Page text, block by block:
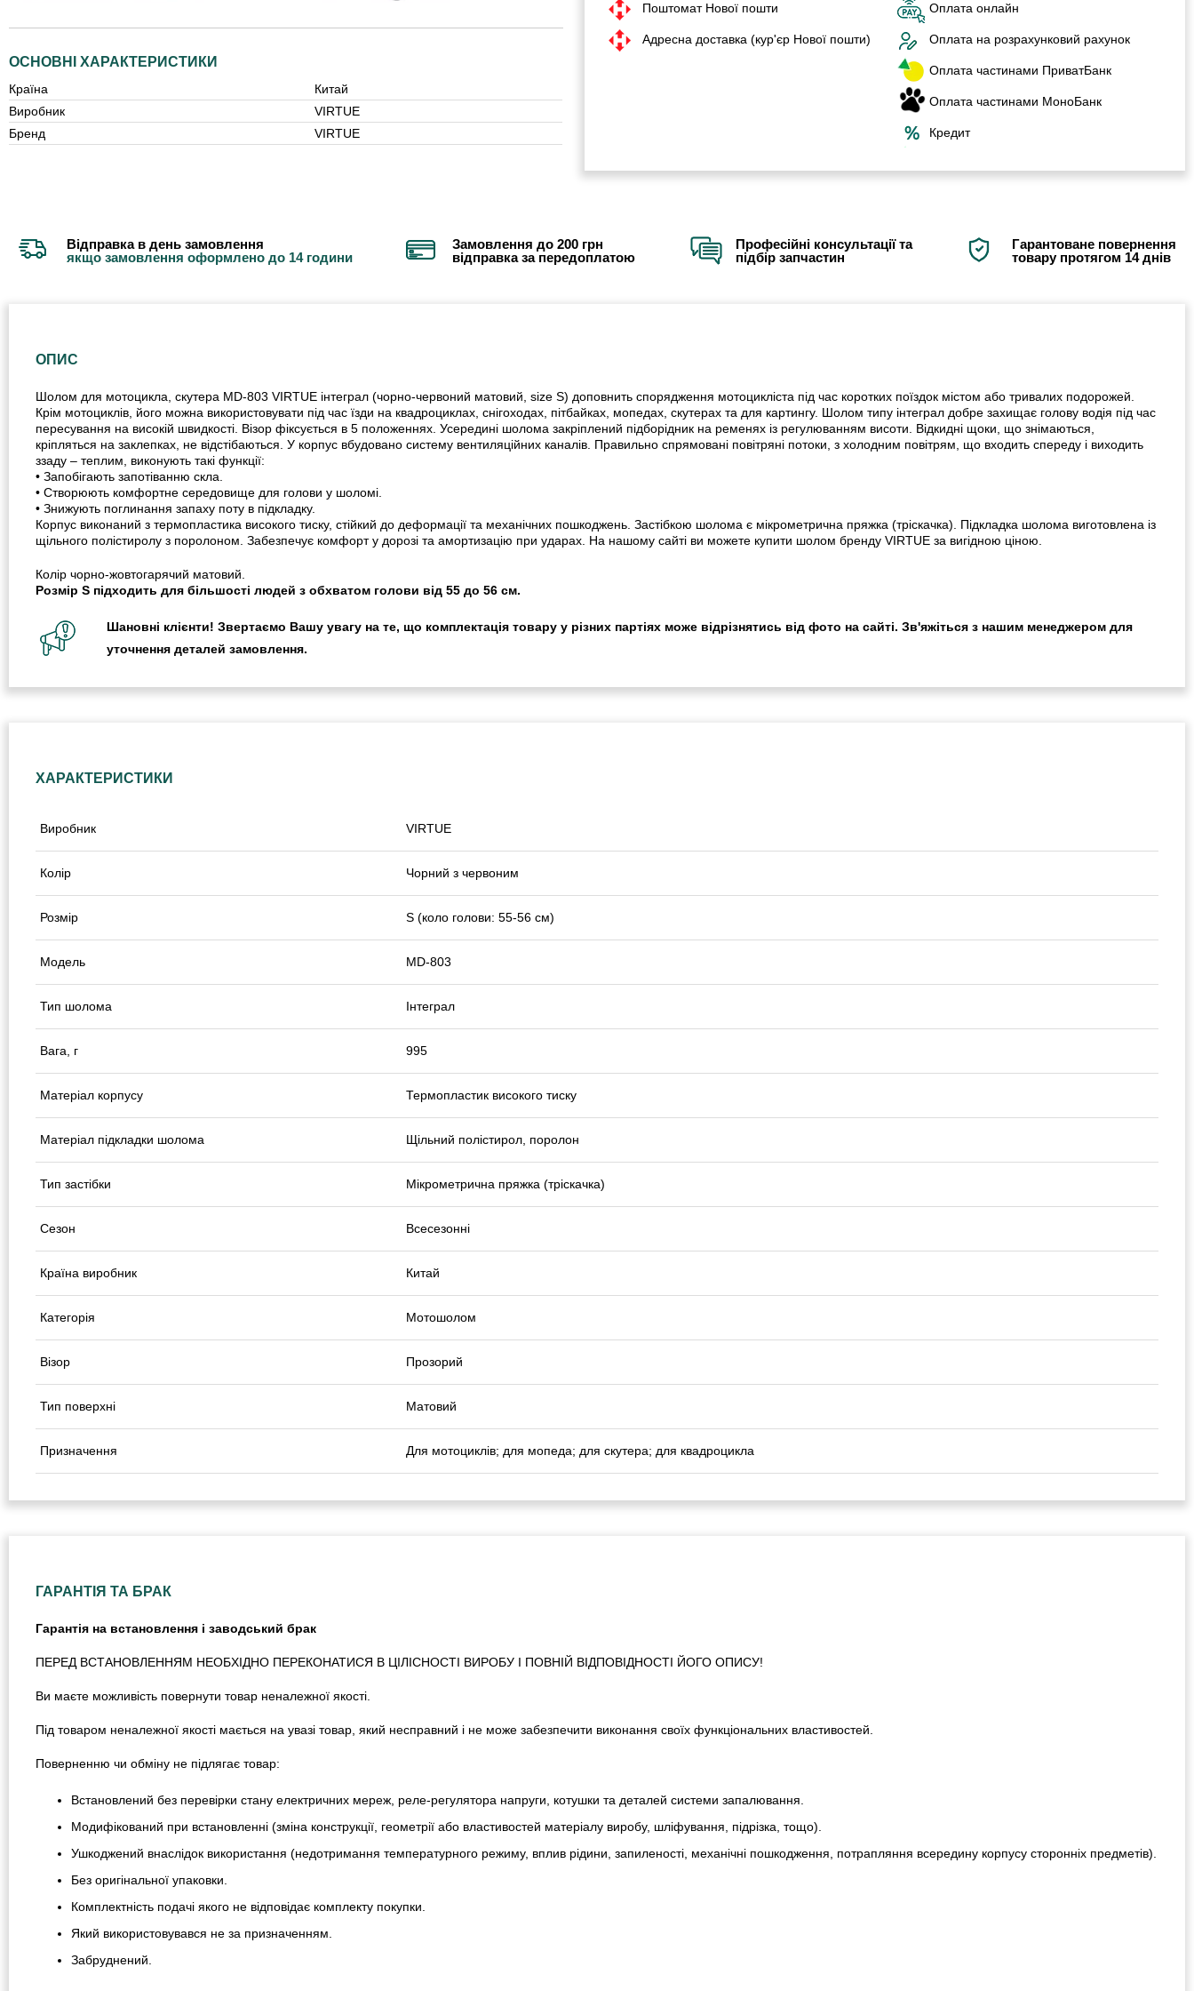
ОСНОВНІ ХАРАКТЕРИСТИКИ
Країна
Китай
Виробник
VIRTUE
Бренд
VIRTUE
Поштомат Нової пошти
Адресна доставка (кур'єр Нової пошти)
Оплата онлайн
Оплата на розрахунковий рахунок
Оплата частинами ПриватБанк
Оплата частинами МоноБанк
Кредит
Відправка в день замовлення
якщо замовлення оформлено до 14 години
Замовлення до 200 грн
відправка за передоплатою
Професійні консультації та
підбір запчастин
Гарантоване повернення
товару протягом 14 днів
ОПИС
Шолом для мотоцикла, скутера MD-803 VIRTUE інтеграл (чорно-червоний матовий, size S) доповнить спорядження мотоцикліста під час коротких поїздок містом або тривалих подорожей.
Крім мотоциклів, його можна використовувати під час їзди на квадроциклах, снігоходах, пітбайках, мопедах, скутерах та для картингу. Шолом типу інтеграл добре захищає голову водія під час
пересування на високій швидкості. Візор фіксується в 5 положеннях. Усередині шолома закріплений підборідник на ременях із регулюванням висоти. Відкидні щоки, що знімаються,
кріпляться на заклепках, не відстібаються. У корпус вбудовано систему вентиляційних каналів. Правильно спрямовані повітряні потоки, з холодним повітрям, що входить спереду і виходить
ззаду – теплим, виконують такі функції:
• Запобігають запотіванню скла.
• Створюють комфортне середовище для голови у шоломі.
• Знижують поглинання запаху поту в підкладку.
Корпус виконаний з термопластика високого тиску, стійкий до деформації та механічних пошкоджень. Застібкою шолома є мікрометрична пряжка (тріскачка). Підкладка шолома виготовлена із
щільного полістиролу з поролоном. Забезпечує комфорт у дорозі та амортизацію при ударах. На нашому сайті ви можете купити шолом бренду VIRTUE за вигідною ціною.
Колір чорно-жовтогарячий матовий.
Розмір S підходить для більшості людей з обхватом голови від 55 до 56 см.
Шановні клієнти! Звертаємо Вашу увагу на те, що комплектація товару у різних партіях може відрізнятись від фото на сайті. Зв'яжіться з нашим менеджером для
уточнення деталей замовлення.
ХАРАКТЕРИСТИКИ
Виробник VIRTUE
Колір Чорний з червоним
Розмір S (коло голови: 55-56 см)
Модель MD-803
Тип шолома Інтеграл
Вага, г 995
Матеріал корпусу Термопластик високого тиску
Матеріал підкладки шолома Щільний полістирол, поролон
Тип застібки Мікрометрична пряжка (тріскачка)
Сезон Всесезонні
Країна виробник Китай
Категорія Мотошолом
Візор Прозорий
Тип поверхні Матовий
Призначення Для мотоциклів; для мопеда; для скутера; для квадроцикла
ГАРАНТІЯ ТА БРАК
Гарантія на встановлення і заводський брак
ПЕРЕД ВСТАНОВЛЕННЯМ НЕОБХІДНО ПЕРЕКОНАТИСЯ В ЦІЛІСНОСТІ ВИРОБУ І ПОВНІЙ ВІДПОВІДНОСТІ ЙОГО ОПИСУ!
Ви маєте можливість повернути товар неналежної якості.
Під товаром неналежної якості мається на увазі товар, який несправний і не може забезпечити виконання своїх функціональних властивостей.
Поверненню чи обміну не підлягає товар:
Встановлений без перевірки стану електричних мереж, реле-регулято­ра напруги, котушки та деталей системи запалювання.
Модифікований при встановленні (зміна конструкції, геометрії або властивостей матеріалу виробу, шліфування, підрізка, тощо).
Ушкоджений внаслідок використання (недотримання температурного режиму, вплив рідини, запиленості, механічні пошкодження, потрапляння всередину корпусу сторонніх предметів).
Без оригінальної упаковки.
Комплектність подачі якого не відповідає комплекту покупки.
Який використовувався не за призначенням.
Забруднений.